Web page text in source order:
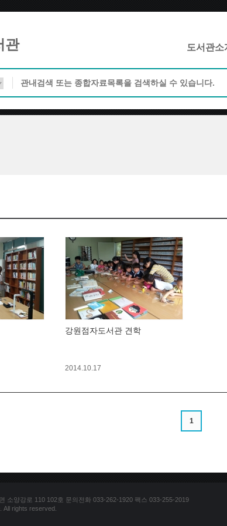
관 도서관소
강원점자도서관 견학
2014.10.17
1
소양강로 110 102호 문의전화 033-262-1920 팩스 033-255-2019
rights reserved.